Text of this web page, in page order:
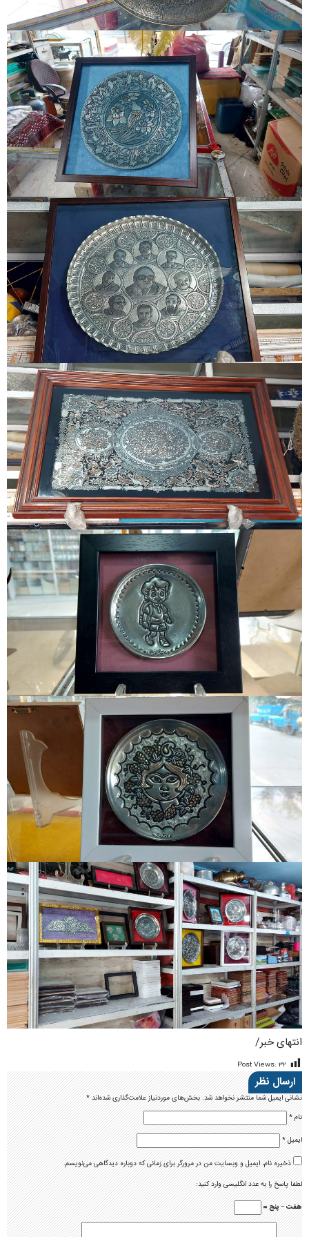
انتهای خبر/
Post Views: ۳۲
ارسال نظر
نشانی ایمیل شما منتشر نخواهد شد.بخش‌های موردنیاز علامت‌گذاری شده‌اند*
نام*
ایمیل*
ذخیره نام، ایمیل و وبسایت من در مرورگر برای زمانی که دوباره دیدگاهی می‌نویسم.
لطفا پاسخ را به عدد انگلیسی وارد کنید:
هفت − پنج =